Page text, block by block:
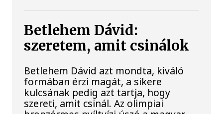
Betlehem Dávid:
szeretem, amit csinálok
Betlehem Dávid azt mondta, kiváló
formában érzi magát, a sikere
kulcsának pedig azt tartja, hogy
szereti, amit csinál. Az olimpiai